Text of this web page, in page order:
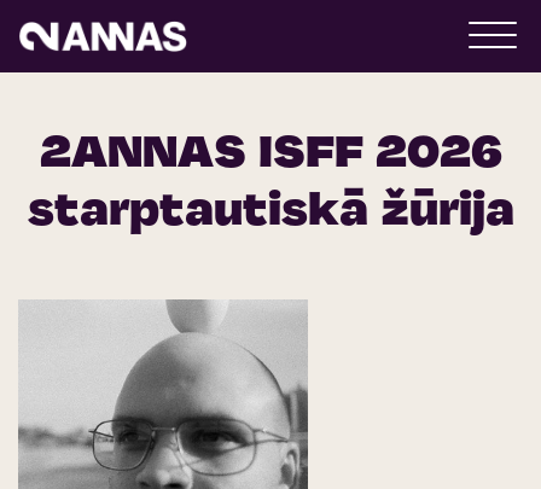
2ANNAS ISFF 2026
starptautiskā žūrija